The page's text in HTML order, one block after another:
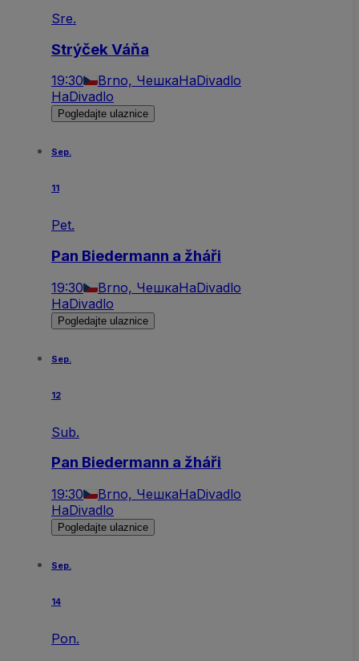
Sre.
Strýček Váňa
19:30 Brno, ЧешкаHaDivadlo
HaDivadlo
Pogledajte ulaznice
Sep.
11
Pet.
Pan Biedermann a žháři
19:30 Brno, ЧешкаHaDivadlo
HaDivadlo
Pogledajte ulaznice
Sep.
12
Sub.
Pan Biedermann a žháři
19:30 Brno, ЧешкаHaDivadlo
HaDivadlo
Pogledajte ulaznice
Sep.
14
Pon.